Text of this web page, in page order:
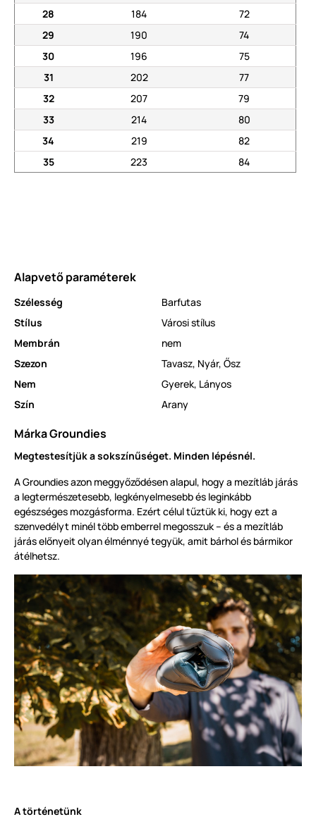
28 184
72
29
190
74
30
196
75
31
202
77
32
207
79
33
214
80
34
219
82
35
223 84
Alapvető paraméterek
Szélesség
Barfutas
Stílus
Városi stílus
Membrán
nem
Szezon
Tavasz, Nyár, Ősz
Nem
Gyerek, Lányos
Szín
Arany
Márka Groundies
Megtestesítjük a sokszínűséget. Minden lépésnél.
A Groundies azon meggyőződésen alapul, hogy a mezítláb járás
a legtermészetesebb, legkényelmesebb és leginkább
egészséges mozgásforma. Ezért célul tűztük ki, hogy ezt a
szenvedélyt minél több emberrel megosszuk – és a mezítláb
járás előnyeit olyan élménnyé tegyük, amit bárhol és bármikor
átélhetsz.
A történetünk